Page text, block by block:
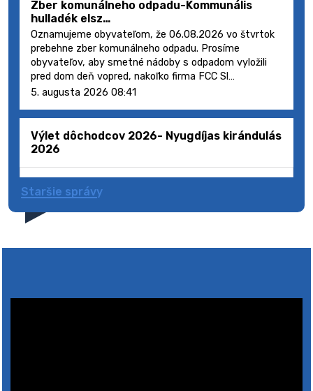
Zber komunálneho odpadu-Kommunális
hulladék elsz…
Oznamujeme obyvateľom, že 06.08.2026 vo štvrtok
prebehne zber komunálneho odpadu. Prosíme
obyvateľov, aby smetné nádoby s odpadom vyložili
pred dom deň vopred, nakoľko firma FCC Sl…
5. augusta 2026 08:41
Výlet dôchodcov 2026- Nyugdíjas kirándulás
2026
Staršie správy